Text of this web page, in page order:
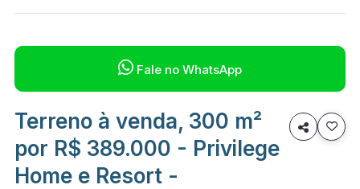
 Fale no WhatsApp
Terreno à venda, 300 m²
por R$ 389.000 - Privilege
Home e Resort -
